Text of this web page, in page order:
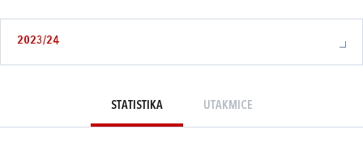
2023/24
STATISTIKA UTAKMICE